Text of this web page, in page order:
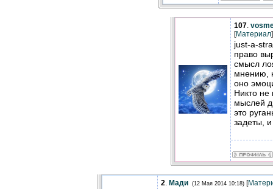
107.
[Материал]
just-a-
право
смысл
мнению,
оно
Никто не
мыслей
это
задеты,
2. Мади (12 Мая 2014 10:18) [